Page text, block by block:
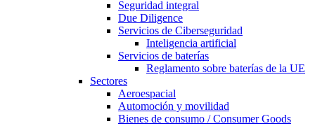
Seguridad integral
Due Diligence
Servicios de Ciberseguridad
Inteligencia artificial
Servicios de baterías
Reglamento sobre baterías de la UE
Sectores
Aeroespacial
Automoción y movilidad
Bienes de consumo / Consumer Goods